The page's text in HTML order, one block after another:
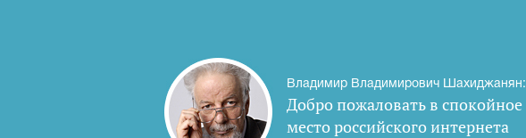
Владимир Владимирович Шахиджанян:
Добро пожаловать в спокойное
место российского интернета